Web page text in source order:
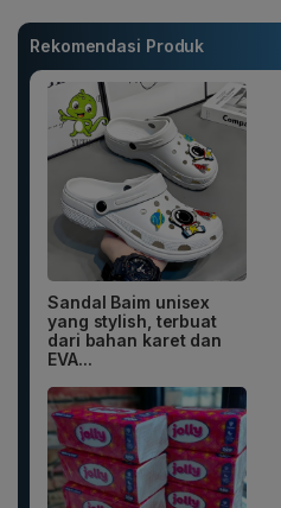
Rekomendasi Produk
Sandal Baim unisex
yang stylish, terbuat
dari bahan karet dan
EVA...